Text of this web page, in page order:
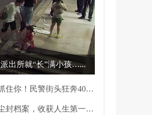
出所就“长”满小孩…...
鞋跑掉了也要抓住你！民警街头狂奔400米擒贼
她翻遍30年前尘封档案，收获人生第一面锦旗